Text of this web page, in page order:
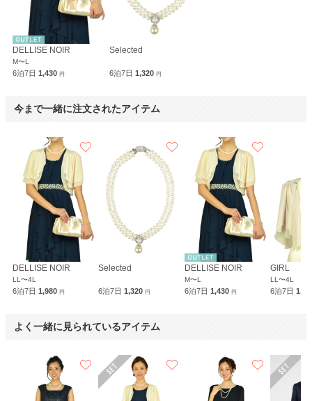
DELLISE NOIR
M〜L
6泊7日 1,430 円
Selected
6泊7日 1,320 円
今まで一緒に注文されたアイテム
DELLISE NOIR
LL〜4L
6泊7日 1,980 円
Selected
6泊7日1,320円
DELLISE NOIR
M〜L
6泊7日 1,430 円
GIRL
LL〜4L
6泊7日
よく一緒に見られているアイテム